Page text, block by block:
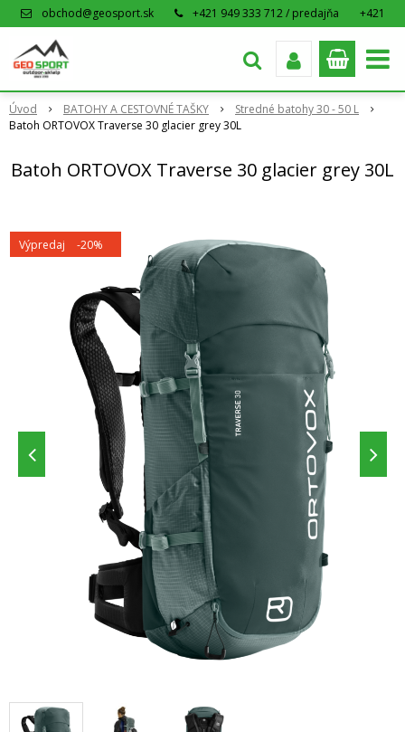
obchod@geosport.sk +421 949 333 712 / predajňa
+421
Úvod BATOHY A CESTOVNÉ TAŠKY
Stredné batohy 30 - 50 L
Batoh ORTOVOX Traverse 30 glacier grey 30L
Batoh ORTOVOX Traverse 30 glacier grey 30L
Výpredaj -20%